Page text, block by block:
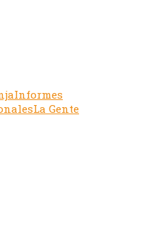
Informes
La Gente